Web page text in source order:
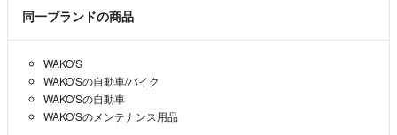
同一ブランドの商品
WAKO'S
WAKO'Sの自動車/バイク
WAKO'Sの自動車
WAKO'Sのメンテナンス用品